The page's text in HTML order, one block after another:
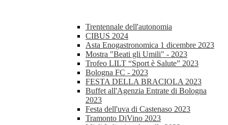
Trentennale dell'autonomia
CIBUS 2024
Asta Enogastronomica 1 dicembre 2023
Mostra "Beati gli Umili" - 2023
Trofeo LILT “Sport è Salute” 2023
Bologna FC - 2023
FESTA DELLA BRACIOLA 2023
Buffet all'Agenzia Entrate di Bologna
2023
Festa dell'uva di Castenaso 2023
Tramonto DiVino 2023